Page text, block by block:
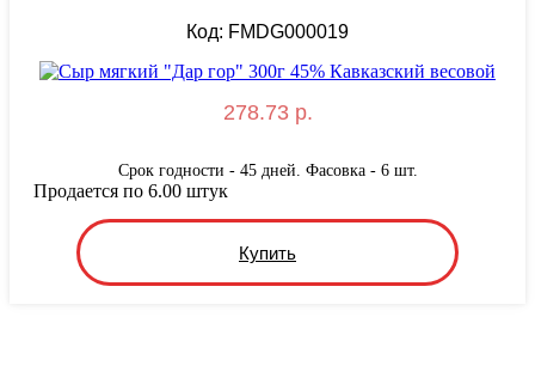
Код: FMDG000019
278.73 р.
Срок годности - 45 дней. Фасовка - 6 шт.
Купить
Продается по 6.00 штук